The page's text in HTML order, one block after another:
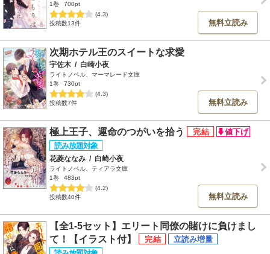
1巻
700pt
(4.3)
投稿数13件
無料立読み
次期ホテル王のスイートな求愛
宇佐木 / 白崎小夜
ライトノベル、マーマレード文庫
1巻
730pt
(4.3)
投稿数7件
無料立読み
極上王子、運命のつがいを拾う
花菱ななみ / 白崎小夜
ライトノベル、ティアラ文庫
1巻
483pt
(4.2)
投稿数40件
無料立読み
【全1-5セット】エリート同僚の賭けに負けまし
て！【イラスト付】